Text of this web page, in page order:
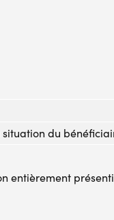
du
entièrement